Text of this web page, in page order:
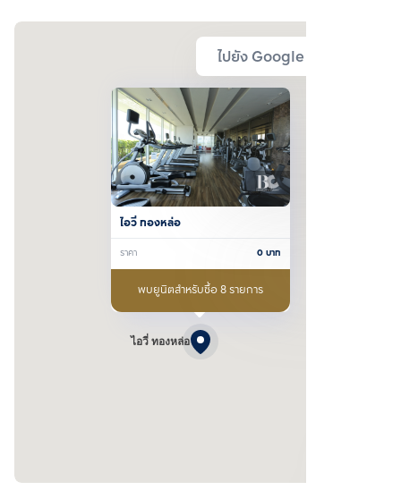
ไปยัง Google Map
ไอวี่ ทองหล่อ
ไอวี่ ทองหล่อ
ราคา 0บาท
พบยูนิตสำหรับซื้อ 8 รายการ